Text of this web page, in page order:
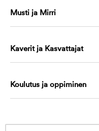
Musti ja Mirri
Kaverit ja Kasvattajat
Koulutus ja oppiminen